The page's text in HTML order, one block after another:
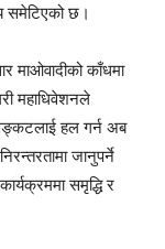
समेटिएको छ।
माओवादीको काँधमा
महाधिवेशनले
हल गर्न अब
जानुपर्ने
समृद्धि र